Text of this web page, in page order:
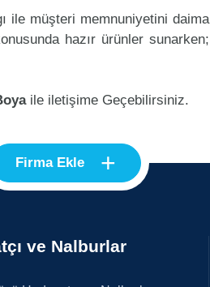
ile müşteri memnuniyetini daima
hazır ürünler sunarken;
ile iletişime Geçebilirsiniz.
Firma Ekle +
ve Nalburlar